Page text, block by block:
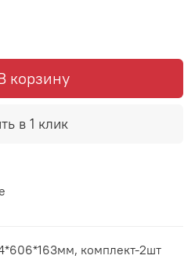
корзину
в 1 клик
комплект-2шт